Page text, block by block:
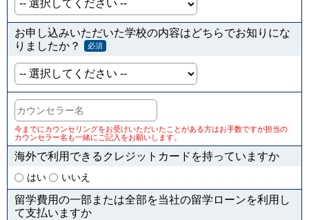
お申し込みいただいた学校の内容はどちらでお知りにな
りましたか？
必須
今までにカウンセリングをお受けいただいたことがある方はお手数ですが担当の
カウンセラー名も一緒にご記入をお願いします。
海外で利用できるクレジットカードを持っていますか
はい いいえ
留学費用の一部または全部を当社の留学ローンを利用し
て支払いますか